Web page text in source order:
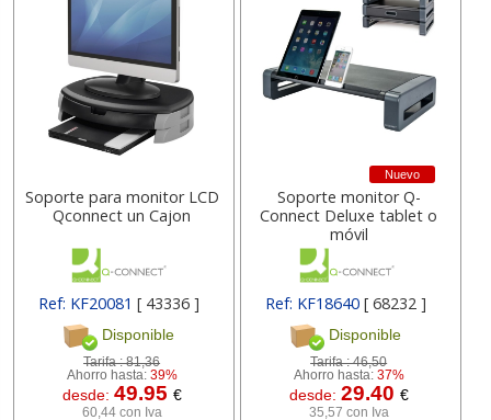
Soporte para monitor LCD
Qconnect un Cajon
Ref: KF20081 [ 43336 ]
Disponible
Tarifa :81,36
Ahorro hasta: 39%
desde: 49.95 €
60,44 con Iva
Nuevo
Soporte monitor Q-
Connect Deluxe tablet o
móvil
Ref: KF18640 [ 68232 ]
Disponible
Tarifa :46,50
Ahorro hasta: 37%
desde: 29.40 €
35,57 con Iva